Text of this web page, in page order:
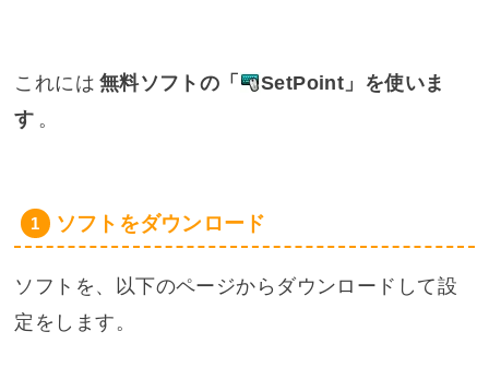
これには 無料ソフトの「 SetPoint 」を使いま
す 。
ソフトをダウンロード
ソフトを、以下のページからダウンロードして設
定をします。